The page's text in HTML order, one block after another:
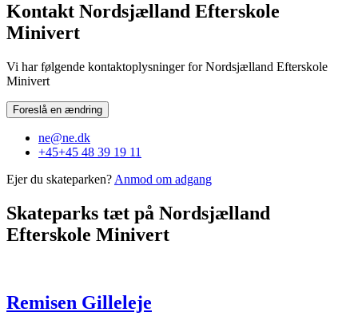
Kontakt Nordsjælland Efterskole
Minivert
Vi har følgende kontaktoplysninger for Nordsjælland Efterskole
Minivert
Foreslå en ændring
ne@ne.dk
+45+45 48 39 19 11
Ejer du skateparken? Anmod om adgang
Skateparks tæt på Nordsjælland
Efterskole Minivert
Remisen Gilleleje